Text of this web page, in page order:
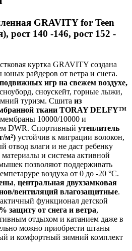
GRAVITY for Teen
рост 140 -146, рост 152 -
куртка GRAVITY создана
райдеров от ветра и снега.
игр на свежем воздухе,
сноускейт, горные лыжи,
туризм. Сшита из
ткани TORAY DELFY™
10000/10000 и
DWR. Спортивный утеплитель
м²) устойчив к миграции волокон,
отвод влаги и не даст ребенку
и система активной
позволяют поддерживать
воздуха от 0 до -20 °С.
, центральная двухзамковая
вентиляций влагозащитные.
функционал детской
защиту от снега и ветра,
отдыхом и катанием даже в
можно приобрести штаны
и комфортный зимний комплект